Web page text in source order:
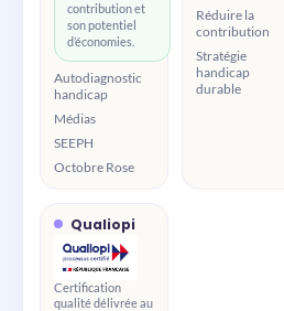
contribution et
son potentiel
d’économies.
Autodiagnostic
handicap
Médias
SEEPH
Octobre Rose
Réduire la
contribution
Stratégie
handicap
durable
Qualiopi
Certification
qualité délivrée au